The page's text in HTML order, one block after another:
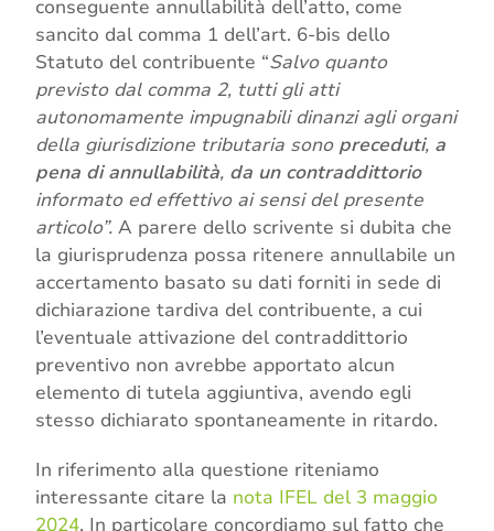
conseguente annullabilità dell’atto, come
sancito dal comma 1 dell’art. 6-bis dello
Statuto del contribuente “Salvo quanto
previsto dal comma 2, tutti gli atti
autonomamente impugnabili dinanzi agli organi
della giurisdizione tributaria sono preceduti, a
pena di annullabilità, da un contraddittorio
informato ed effettivo ai sensi del presente
articolo”.A parere dello scrivente si dubita che
la giurisprudenza possa ritenere annullabile un
accertamento basato su dati forniti in sede di
dichiarazione tardiva del contribuente, a cui
l’eventuale attivazione del contraddittorio
preventivo non avrebbe apportato alcun
elemento di tutela aggiuntiva, avendo egli
stesso dichiarato spontaneamente in ritardo.
In riferimento alla questione riteniamo
interessante citare la nota IFEL del 3 maggio
2024. In particolare concordiamo sul fatto che